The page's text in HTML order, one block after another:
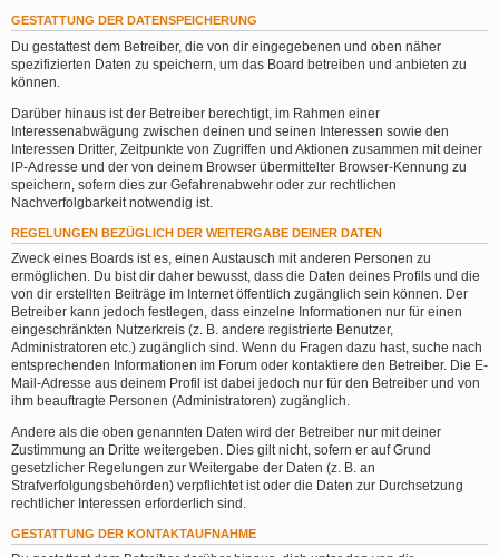
GESTATTUNG DER DATENSPEICHERUNG
Du gestattest dem Betreiber, die von dir eingegebenen und oben näher
spezifizierten Daten zu speichern, um das Board betreiben und anbieten zu
können.
Darüber hinaus ist der Betreiber berechtigt, im Rahmen einer
Interessenabwägung zwischen deinen und seinen Interessen sowie den
Interessen Dritter, Zeitpunkte von Zugriffen und Aktionen zusammen mit deiner
IP-Adresse und der von deinem Browser übermittelter Browser-Kennung zu
speichern, sofern dies zur Gefahrenabwehr oder zur rechtlichen
Nachverfolgbarkeit notwendig ist.
REGELUNGEN BEZÜGLICH DER WEITERGABE DEINER DATEN
Zweck eines Boards ist es, einen Austausch mit anderen Personen zu
ermöglichen. Du bist dir daher bewusst, dass die Daten deines Profils und die
von dir erstellten Beiträge im Internet öffentlich zugänglich sein können. Der
Betreiber kann jedoch festlegen, dass einzelne Informationen nur für einen
eingeschränkten Nutzerkreis (z. B. andere registrierte Benutzer,
Administratoren etc.) zugänglich sind. Wenn du Fragen dazu hast, suche nach
entsprechenden Informationen im Forum oder kontaktiere den Betreiber. Die E-
Mail-Adresse aus deinem Profil ist dabei jedoch nur für den Betreiber und von
ihm beauftragte Personen (Administratoren) zugänglich.
Andere als die oben genannten Daten wird der Betreiber nur mit deiner
Zustimmung an Dritte weitergeben. Dies gilt nicht, sofern er auf Grund
gesetzlicher Regelungen zur Weitergabe der Daten (z. B. an
Strafverfolgungsbehörden) verpflichtet ist oder die Daten zur Durchsetzung
rechtlicher Interessen erforderlich sind.
GESTATTUNG DER KONTAKTAUFNAHME